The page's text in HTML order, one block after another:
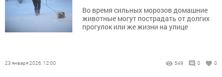
Во время сильных морозов домашние
животные могут пострадать от долгих
прогулок или же жизни на улице
23 января 2026, 12:00 549 0 0